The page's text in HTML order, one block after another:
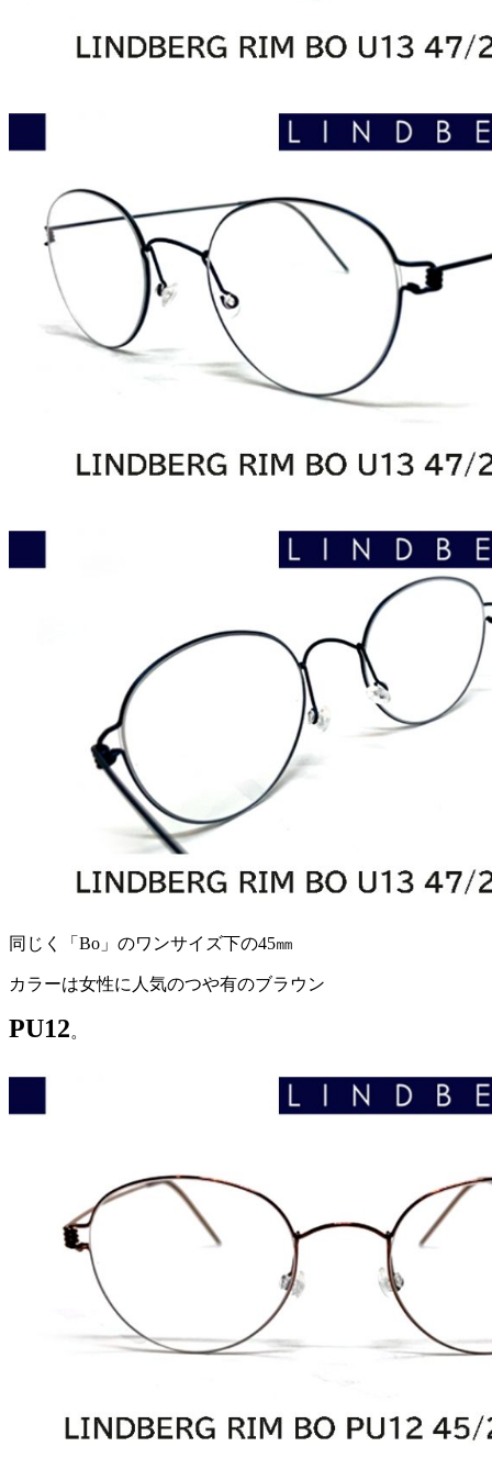
同じく「Bo」のワンサイズ下の45㎜
カラーは女性に人気のつや有のブラウン
PU12。